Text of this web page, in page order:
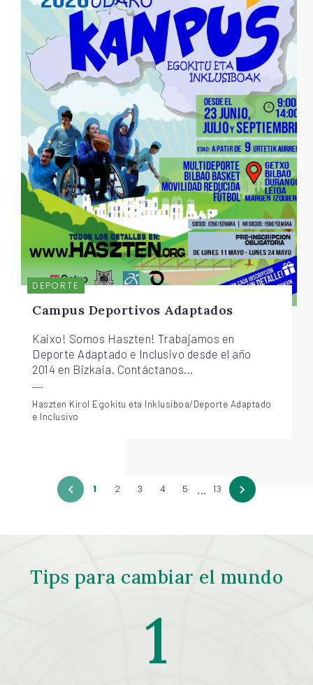
DEPORTE
Campus Deportivos Adaptados
Kaixo! Somos Haszten! Trabajamos en
Deporte Adaptado e Inclusivo desde el año
2014 en Bizkaia. Contáctanos...
Haszten Kirol Egokitu eta Inklusiboa/Deporte Adaptado
e Inclusivo
1 2 3 4 5 ... 13
Tips para cambiar el mundo
1